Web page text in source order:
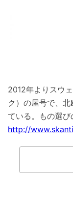
2012年よりスウ
ク）の屋号で、
ている。もの選び
http://